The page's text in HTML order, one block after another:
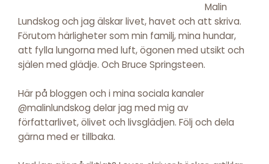
Malin
Lundskog och jag älskar livet, havet och att skriva.
Förutom härligheter som min familj, mina hundar,
att fylla lungorna med luft, ögonen med utsikt och
själen med glädje. Och Bruce Springsteen.
Här på bloggen och i mina sociala kanaler
@malinlundskog delar jag med mig av
författarlivet, ölivet och livsglädjen. Följ och dela
gärna med er tillbaka.